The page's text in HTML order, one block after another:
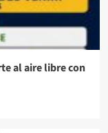
al aire libre con